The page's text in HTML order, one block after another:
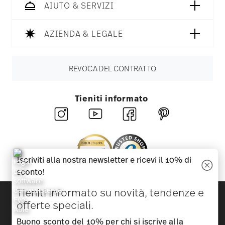
AIUTO & SERVIZI
AZIENDA & LEGALE
REVOCA DEL CONTRATTO
Tieniti informato
Scopri tutti i nostri brand
Bellezza e funzionalità per la tua casa
Iscriviti alla nostra newsletter e ricevi il 10% di
sconto!
Tieniti informato su novità, tendenze e
offerte speciali.
Buono sconto del 10% per chi si iscrive alla